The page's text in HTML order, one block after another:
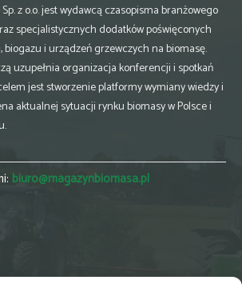
z o.o. jest wydawcą czasopisma branżowego
specjalistycznych dodatków poświęconych
biogazu i urządzeń grzewczych na biomasę.
uzupełnia organizacja konferencji i spotkań
jest stworzenie platformy wymiany wiedzy i
aktualnej sytuacji rynku biomasy w Polsce i
biuro@magazynbiomasa.pl